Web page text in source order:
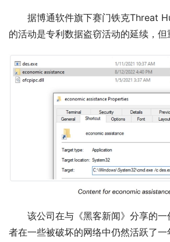
据博通软件旗下赛门铁克Threat
的活动是专利数据盗窃活动的延续，但
该公司在与《黑客新闻》分享的
者在一些被破坏的网络中仍然活跃了一